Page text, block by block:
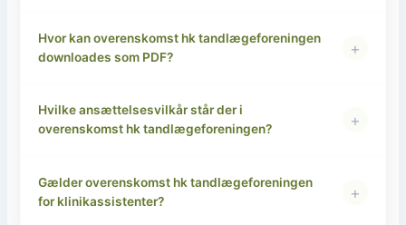
Hvor kan overenskomst hk tandlægeforeningen
downloades som PDF?
+
Hvilke ansættelsesvilkår står der i
overenskomst hk tandlægeforeningen?
+
Gælder overenskomst hk tandlægeforeningen
for klinikassistenter?
+